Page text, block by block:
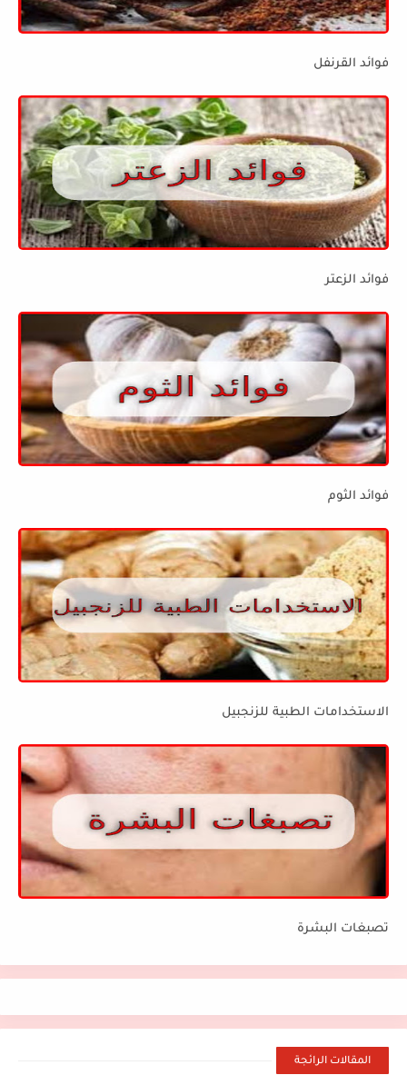
فوائد القرنفل
فوائد الزعتر
فوائد الثوم
الاستخدامات الطبية للزنجبيل
تصبغات البشرة
المقالات الرائجة